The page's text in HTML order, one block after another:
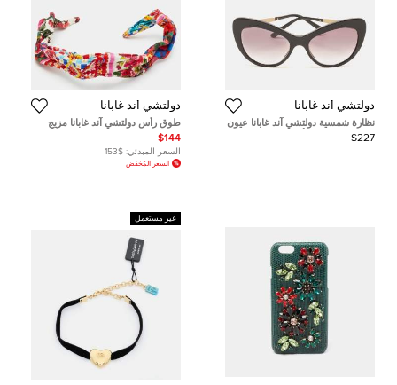
دولتشي أند غابانا
نظارة شمسية دولتشي آند غابانا عيون
$227
دولتشي أند غابانا
طوق رأس دولتشي آند غابانا مزيج
حرير بطبعات كارتو ورود متعدد الألوان
$144
السعر المبدئي: $153
السعر المُخفض
غير مستعمل